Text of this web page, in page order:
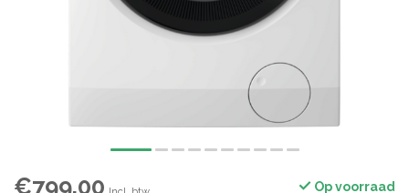
€799,00 Op voorraad